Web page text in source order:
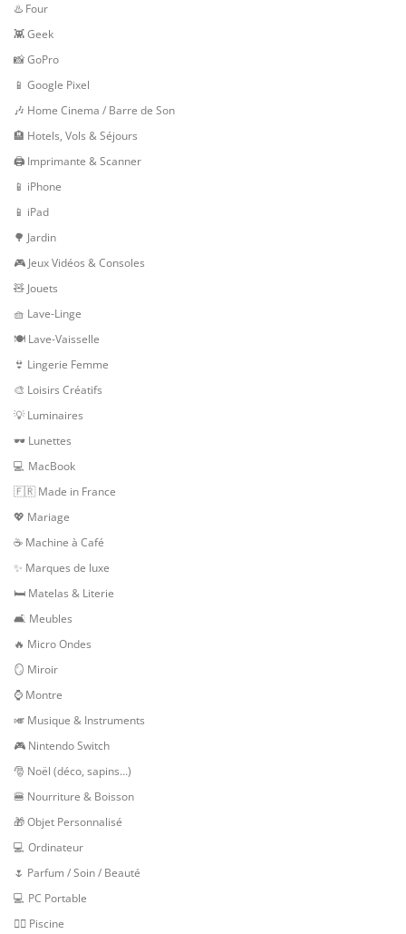
♨️ Four
👾 Geek
📸 GoPro
📱 Google Pixel
🎶 Home Cinema / Barre de Son
🏨 Hotels, Vols & Séjours
🖨 Imprimante & Scanner
📱 iPhone
📱 iPad
🌳 Jardin
🎮 Jeux Vidéos & Consoles
🧸 Jouets
🧺 Lave-Linge
🍽 Lave-Vaisselle
👙 Lingerie Femme
🎨 Loisirs Créatifs
💡 Luminaires
🕶 Lunettes
💻 MacBook
🇫🇷 Made in France
💖 Mariage
☕ Machine à Café
✨ Marques de luxe
🛏 Matelas & Literie
🛋 Meubles
🔥 Micro Ondes
🪞 Miroir
⌚ Montre
🎺 Musique & Instruments
🎮 Nintendo Switch
🎅 Noël (déco, sapins…)
🍔 Nourriture & Boisson
🎁 Objet Personnalisé
💻 Ordinateur
🌷 Parfum / Soin / Beauté
💻 PC Portable
🏊‍♂️ Piscine